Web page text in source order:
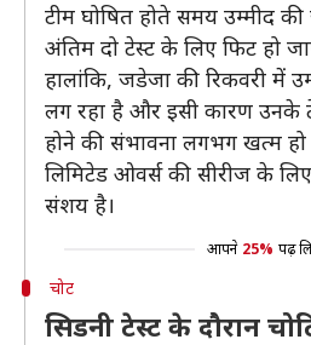
टीम घोषित होते समय उम्मीद
अंतिम दो टेस्ट के लिए फिट हो
हालांकि, जडेजा की रिकवरी में
लग रहा है और इसी कारण उनके
होने की संभावना लगभग खत्म हो
लिमिटेड ओवर्स की सीरीज के
संशय है।
आपने 25% पढ़
चोट
सिडनी टेस्ट के दौरान